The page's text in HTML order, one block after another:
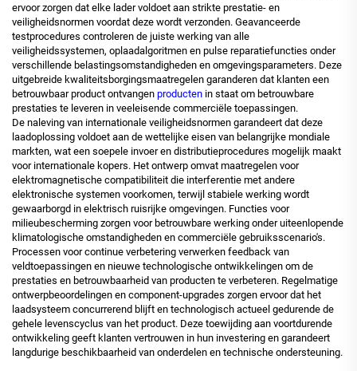
ervoor zorgen dat elke lader voldoet aan strikte prestatie- en
veiligheidsnormen voordat deze wordt verzonden. Geavanceerde
testprocedures controleren de juiste werking van alle
veiligheidssystemen, oplaadalgoritmen en pulse reparatiefuncties onder
verschillende belastingsomstandigheden en omgevingsparameters. Deze
uitgebreide kwaliteitsborgingsmaatregelen garanderen dat klanten een
betrouwbaar product ontvangen producten in staat om betrouwbare
prestaties te leveren in veeleisende commerciële toepassingen.
De naleving van internationale veiligheidsnormen garandeert dat deze
laadoplossing voldoet aan de wettelijke eisen van belangrijke mondiale
markten, wat een soepele invoer en distributieprocedures mogelijk maakt
voor internationale kopers. Het ontwerp omvat maatregelen voor
elektromagnetische compatibiliteit die interferentie met andere
elektronische systemen voorkomen, terwijl stabiele werking wordt
gewaarborgd in elektrisch ruisrijke omgevingen. Functies voor
milieubescherming zorgen voor betrouwbare werking onder uiteenlopende
klimatologische omstandigheden en commerciële gebruiksscenario's.
Processen voor continue verbetering verwerken feedback van
veldtoepassingen en nieuwe technologische ontwikkelingen om de
prestaties en betrouwbaarheid van producten te verbeteren. Regelmatige
ontwerpbeoordelingen en component-upgrades zorgen ervoor dat het
laadsysteem concurrerend blijft en technologisch actueel gedurende de
gehele levenscyclus van het product. Deze toewijding aan voortdurende
ontwikkeling geeft klanten vertrouwen in hun investering en garandeert
langdurige beschikbaarheid van onderdelen en technische ondersteuning.